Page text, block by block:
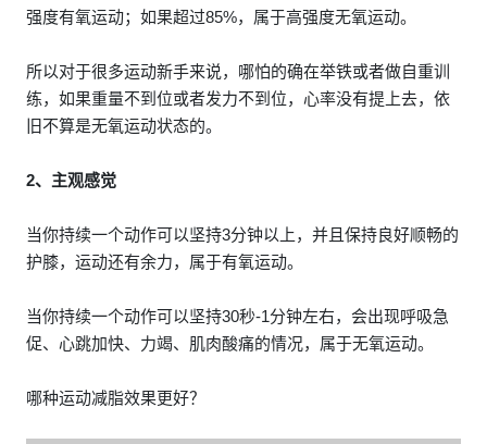
强度有氧运动；如果超过85%，属于高强度无氧运动。
所以对于很多运动新手来说，哪怕的确在举铁或者做自重训
练，如果重量不到位或者发力不到位，心率没有提上去，依
旧不算是无氧运动状态的。
2、主观感觉
当你持续一个动作可以坚持3分钟以上，并且保持良好顺畅的
护膝，运动还有余力，属于有氧运动。
当你持续一个动作可以坚持30秒-1分钟左右，会出现呼吸急
促、心跳加快、力竭、肌肉酸痛的情况，属于无氧运动。
哪种运动减脂效果更好？